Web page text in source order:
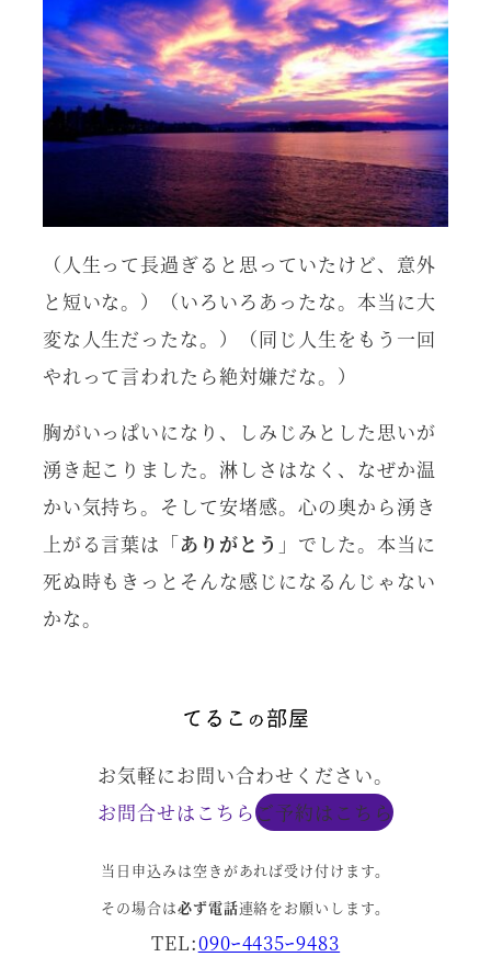
（人生って長過ぎると思っていたけど、意外
と短いな。）（いろいろあったな。本当に大
変な人生だったな。）（同じ人生をもう一回
やれって言われたら絶対嫌だな。）
胸がいっぱいになり、しみじみとした思いが
湧き起こりました。淋しさはなく、なぜか温
かい気持ち。そして安堵感。心の奥から湧き
上がる言葉は「ありがとう 」でした。本当に
死ぬ時もきっとそんな感じになるんじゃない
かな。
お気軽にお問い合わせください。
お問合せはこちらご予約はこちら
当日申込みは空きがあれば受け付けます。
その場合は必ず電話連絡をお願いします。
TEL:090ｰ4435ｰ9483